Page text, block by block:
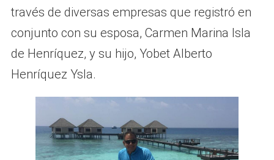
través de diversas empresas que registró en
conjunto con su esposa, Carmen Marina Isla
de Henríquez, y su hijo, Yobet Alberto
Henríquez Ysla.